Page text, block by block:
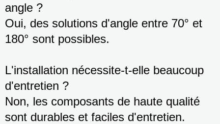
angle ?
Oui, des solutions d'angle entre 70° et
180° sont possibles.
L'installation nécessite-t-elle beaucoup
d'entretien ?
Non, les composants de haute qualité
sont durables et faciles d'entretien.